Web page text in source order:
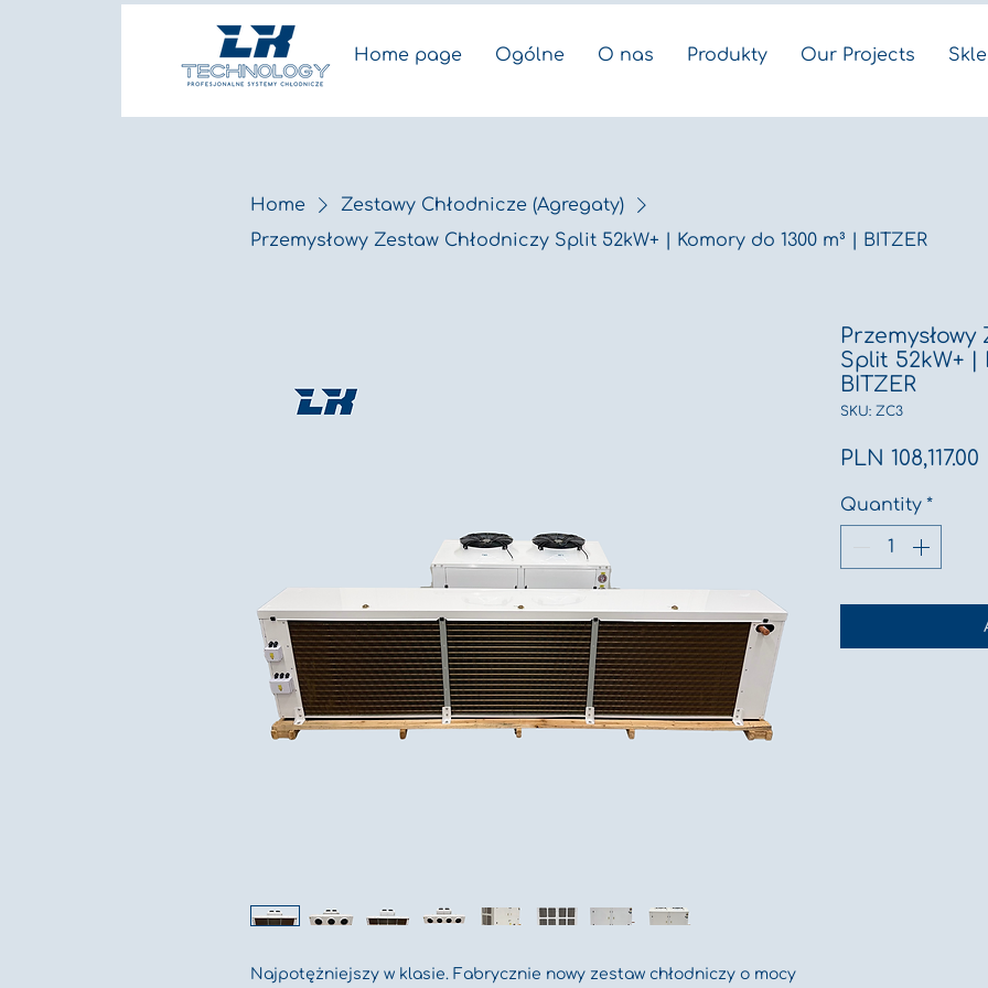
Home page Ogólne O nas Produkty Our Projects
Home
Zestawy Chłodnicze (Agregaty)
Przemysłowy Zestaw Chłodniczy Split 52kW+ | Komory do 1300 m³ | BITZER
Najpotężniejszy w klasie. Fabrycznie nowy zestaw chłodniczy o mocy
Split 52kW+ |
BITZER
SKU: ZC3
PLN 108,117.00
Quantity *